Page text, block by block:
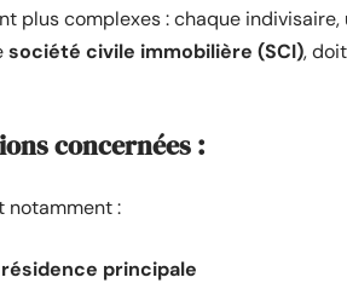
plus complexes : chaque
société civile immobilière (SCI),
concernées :
notamment :
résidence principale